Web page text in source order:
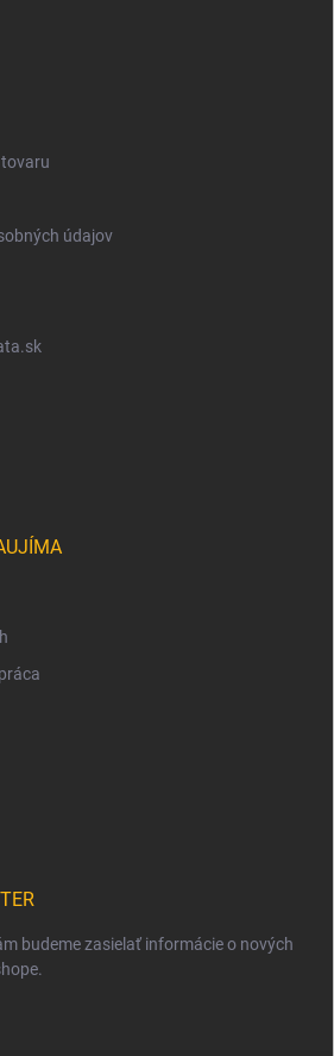
údajov
budeme zasielať informácie o nových